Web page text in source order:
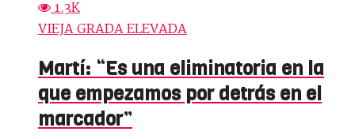
1.3K
VIEJA GRADA ELEVADA
Martí: “Es una eliminatoria en la
que empezamos por detrás en el
marcador”